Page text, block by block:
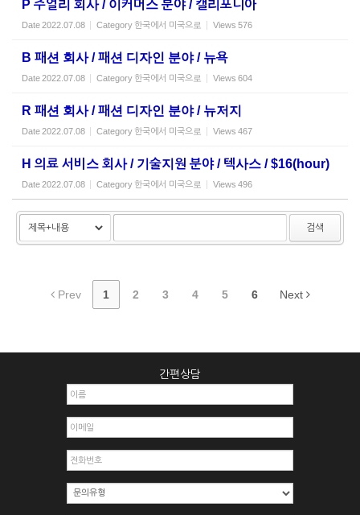
P 주얼리 회사 / 이커머스 분야 / 캘리포니아
Date2022.07.08 Category 한국에서 미국으로 Views 576
B 패션 회사 / 패션 디자인 분야 / 뉴욕
Date2022.07.08 Category 한국에서 미국으로 Views 604
R 패션 회사 / 패션 디자인 분야 / 뉴저지
Date2022.07.08 Category 한국에서 미국으로 Views 467
H 의료 서비스 회사 / 기술지원 분야 / 텍사스 / $16(hour)
Date2022.07.08 Category 한국에서 미국으로 Views 496
검색
Prev 1 2 3 4 5 6 Next
간편상담